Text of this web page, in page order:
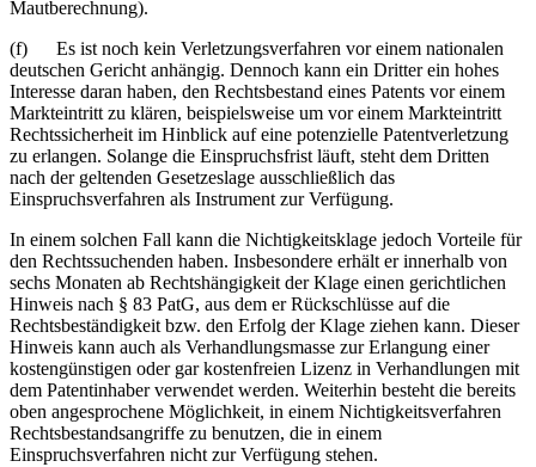
Mautberechnung).
(f) Es ist noch kein Verletzungsverfahren vor einem nationalen
deutschen Gericht anhängig. Dennoch kann ein Dritter ein hohes
Interesse daran haben, den Rechtsbestand eines Patents vor einem
Markteintritt zu klären, beispielsweise um vor einem Markteintritt
Rechtssicherheit im Hinblick auf eine potenzielle Patentverletzung
zu erlangen. Solange die Einspruchsfrist läuft, steht dem Dritten
nach der geltenden Gesetzeslage ausschließlich das
Einspruchsverfahren als Instrument zur Verfügung.
In einem solchen Fall kann die Nichtigkeitsklage jedoch Vorteile für
den Rechtssuchenden haben. Insbesondere erhält er innerhalb von
sechs Monaten ab Rechtshängigkeit der Klage einen gerichtlichen
Hinweis nach § 83 PatG, aus dem er Rückschlüsse auf die
Rechtsbeständigkeit bzw. den Erfolg der Klage ziehen kann. Dieser
Hinweis kann auch als Verhandlungsmasse zur Erlangung einer
kostengünstigen oder gar kostenfreien Lizenz in Verhandlungen mit
dem Patentinhaber verwendet werden. Weiterhin besteht die bereits
oben angesprochene Möglichkeit, in einem Nichtigkeitsverfahren
Rechtsbestandsangriffe zu benutzen, die in einem
Einspruchsverfahren nicht zur Verfügung stehen.